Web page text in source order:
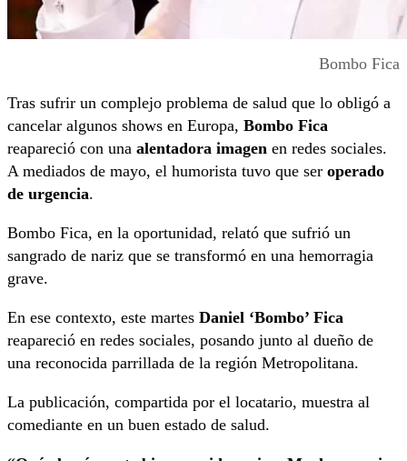
Bombo Fica
Tras sufrir un complejo problema de salud que lo obligó a
cancelar algunos shows en Europa, Bombo Fica
reapareció con una alentadora imagen en redes sociales.
A mediados de mayo, el humorista tuvo que ser operado
de urgencia.
Bombo Fica, en la oportunidad, relató que sufrió un
sangrado de nariz que se transformó en una hemorragia
grave.
En ese contexto, este martes Daniel ‘Bombo’ Fica
reapareció en redes sociales, posando junto al dueño de
una reconocida parrillada de la región Metropolitana.
La publicación, compartida por el locatario, muestra al
comediante en un buen estado de salud.